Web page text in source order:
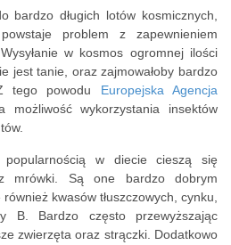
bardzo długich lotów kosmicznych,
problem z zapewnieniem
w kosmos ogromnej ilości
jest tanie, oraz zajmowałoby bardzo
tego powodu Europejska Agencja
możliwość wykorzystania insektów
w diecie cieszą się
mrówki. Są one bardzo dobrym
kwasów tłuszczowych, cynku,
Bardzo często przewyższając
zwierzęta oraz strączki. Dodatkowo